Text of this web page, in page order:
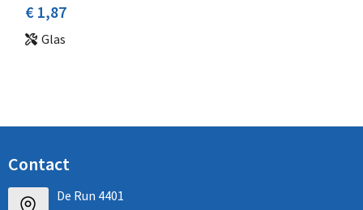
€ 1,87
Glas
Contact
De Run 4401